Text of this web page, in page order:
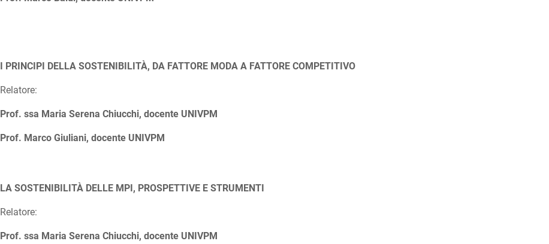
I PRINCIPI DELLA SOSTENIBILITÀ, DA FATTORE MODA A FATTORE COMPETITIVO
Relatore:
Prof. ssa Maria Serena Chiucchi, docente UNIVPM
Prof. Marco Giuliani, docente UNIVPM
LA SOSTENIBILITÀ DELLE MPI, PROSPETTIVE E STRUMENTI
Relatore:
Prof. ssa Maria Serena Chiucchi, docente UNIVPM